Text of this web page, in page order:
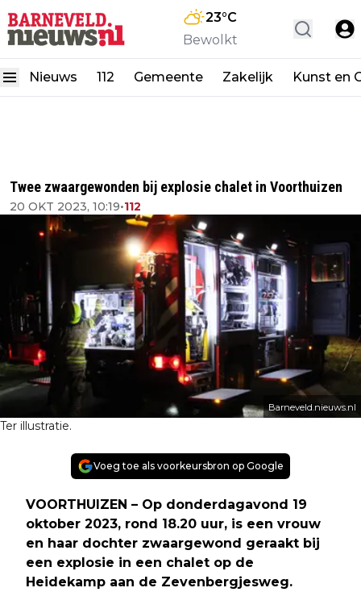
23°C
Bewolkt
Nieuws 112 Gemeente Zakelijk Kunst en
Twee zwaargewonden bij explosie chalet in Voorthuizen
20 OKT 2023, 10:19•112
Barneveld.nieuws.nl
Ter illustratie.
Voeg toe als voorkeursbron op Google
VOORTHUIZEN – Op donderdagavond 19
oktober 2023, rond 18.20 uur, is een vrouw
en haar dochter zwaargewond geraakt bij
een explosie in een chalet op de
Heidekamp aan de Zevenbergjesweg.